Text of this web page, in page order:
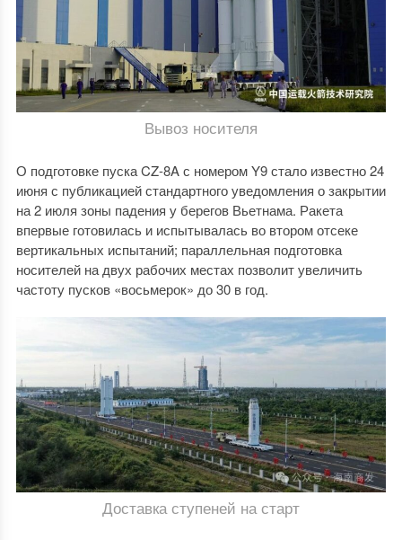
Вывоз носителя
О подготовке пуска CZ-8A с номером Y9 стало известно 24
июня с публикацией стандартного уведомления о закрытии
на 2 июля зоны падения у берегов Вьетнама. Ракета
впервые готовилась и испытывалась во втором отсеке
вертикальных испытаний; параллельная подготовка
носителей на двух рабочих местах позволит увеличить
частоту пусков «восьмерок» до 30 в год.
Доставка ступеней на старт